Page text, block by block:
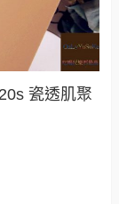
瓷透肌聚